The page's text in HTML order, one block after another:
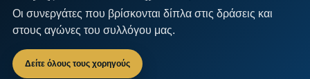
Οι συνεργάτες που βρίσκονται δίπλα στις δράσεις και
στους αγώνες του συλλόγου μας.
Δείτε όλους τους χορηγούς